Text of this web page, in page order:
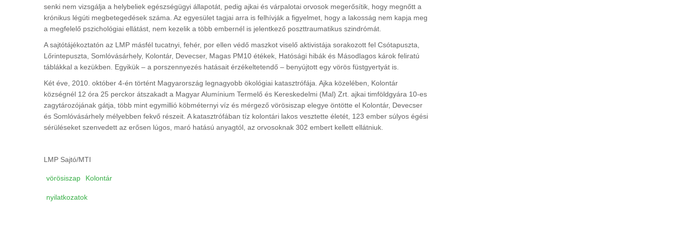
senki nem vizsgálja a helybeliek egészségügyi állapotát, pedig ajkai és várpalotai orvosok megerősítik, hogy megnőtt a
krónikus légúti megbetegedések száma. Az egyesület tagjai arra is felhívják a figyelmet, hogy a lakosság nem kapja meg
a megfelelő pszichológiai ellátást, nem kezelik a több embernél is jelentkező poszttraumatikus szindrómát.
A sajtótájékoztatón az LMP másfél tucatnyi, fehér, por ellen védő maszkot viselő aktivistája sorakozott fel Csótapuszta,
Lőrintepuszta, Somlóvásárhely, Kolontár, Devecser, Magas PM10 étékek, Hatósági hibák és Másodlagos károk feliratú
táblákkal a kezükben. Egyikük – a porszennyezés hatásait érzékeltetendő – benyújtott egy vörös füstgyertyát is.
Két éve, 2010. október 4-én történt Magyarország legnagyobb ökológiai katasztrófája. Ajka közelében, Kolontár
községnél 12 óra 25 perckor átszakadt a Magyar Alumínium Termelő és Kereskedelmi (Mal) Zrt. ajkai timföldgyára 10-es
zagytározójának gátja, több mint egymillió köbméternyi víz és mérgező vörösiszap elegye öntötte el Kolontár, Devecser
és Somlóvásárhely mélyebben fekvő részeit. A katasztrófában tíz kolontári lakos vesztette életét, 123 ember súlyos égési
sérüléseket szenvedett az erősen lúgos, maró hatású anyagtól, az orvosoknak 302 embert kellett ellátniuk.
LMP Sajtó/MTI
vörösiszap Kolontár
nyilatkozatok